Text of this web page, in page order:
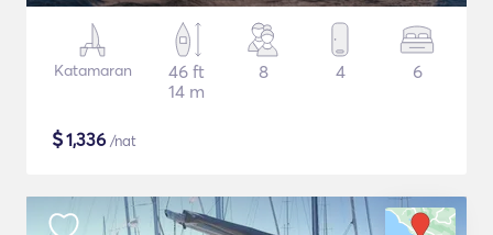
Katamaran
46 ft
14 m
8 4 6
$1,336 /nat